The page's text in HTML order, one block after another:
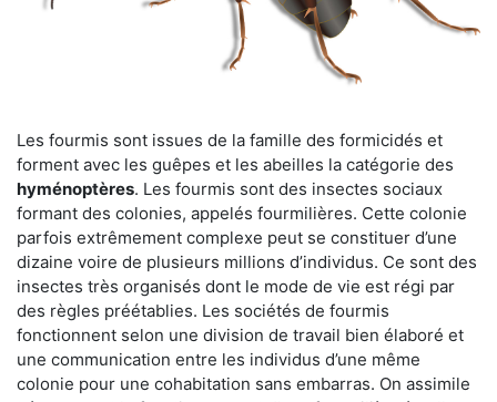
Les fourmis sont issues de la famille des formicidés et
forment avec les guêpes et les abeilles la catégorie des
hyménoptères. Les fourmis sont des insectes sociaux
formant des colonies, appelés fourmilières. Cette colonie
parfois extrêmement complexe peut se constituer d’une
dizaine voire de plusieurs millions d’individus. Ce sont des
insectes très organisés dont le mode de vie est régi par
des règles préétablies. Les sociétés de fourmis
fonctionnent selon une division de travail bien élaboré et
une communication entre les individus d’une même
colonie pour une cohabitation sans embarras. On assimile